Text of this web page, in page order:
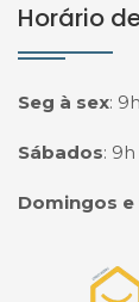
Horário
Seg à sex:
Sábados: 9h
Domingos
Página